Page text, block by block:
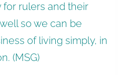
for rulers and their
so we can be
of living simply, in
(MSG)